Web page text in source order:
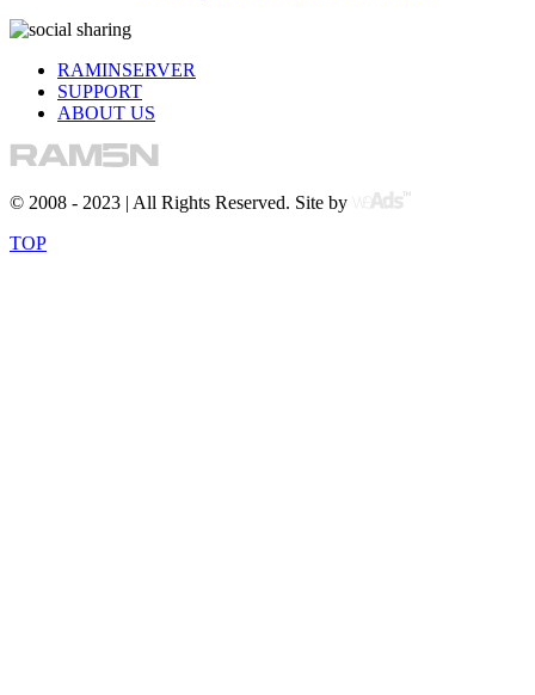
RAMINSERVER
SUPPORT
ABOUT US
© 2008 - 2023 | All Rights Reserved. Site by
TOP